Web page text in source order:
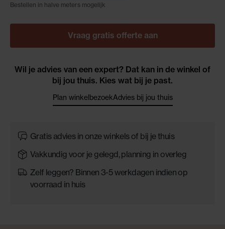
Bestellen in halve meters mogelijk
Vraag gratis offerte aan
Wil je advies van een expert? Dat kan in de winkel of
bij jou thuis. Kies wat bij je past.
Plan winkelbezoekAdvies bij jou thuis
Gratis advies in onze winkels of bij je thuis
Vakkundig voor je gelegd, planning in overleg
Zelf leggen? Binnen 3-5 werkdagen indien op
voorraad in huis